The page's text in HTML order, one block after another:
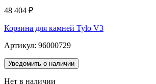
48 404 ₽
Корзина для камней Tylo V3
Артикул: 96000729
Уведомить о наличии
Нет в наличии